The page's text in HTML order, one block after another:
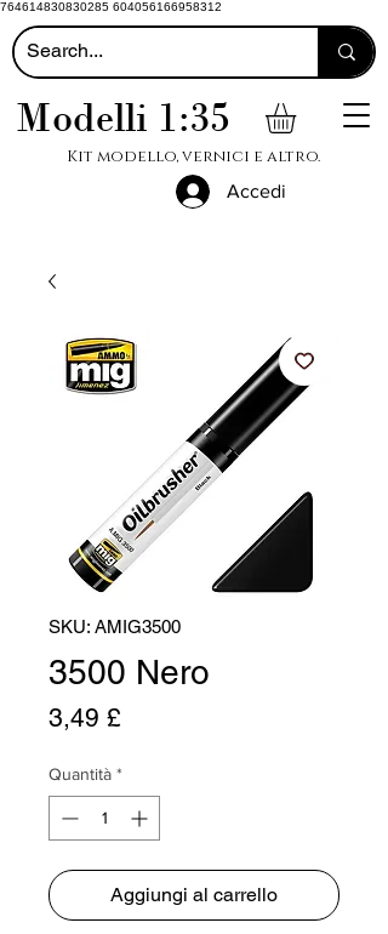
764614830830285 604056166958312
Modelli 1:35
Kit modello, vernici e altro.
Accedi
SKU: AMIG3500
3500 Nero
3,49 £
Quantità *
Aggiungi al carrello